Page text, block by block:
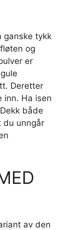
ganske tykk
og
er
Deretter
inn. Ha isen
både
du unngår
av den